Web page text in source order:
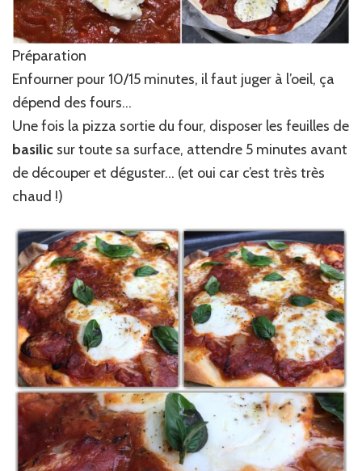
Préparation
Enfourner pour 10/15 minutes, il faut juger à l’oeil, ça
dépend des fours…
Une fois la pizza sortie du four, disposer les feuilles de
basilic sur toute sa surface, attendre 5 minutes avant
de découper et déguster… (et oui car c’est très très
chaud !)